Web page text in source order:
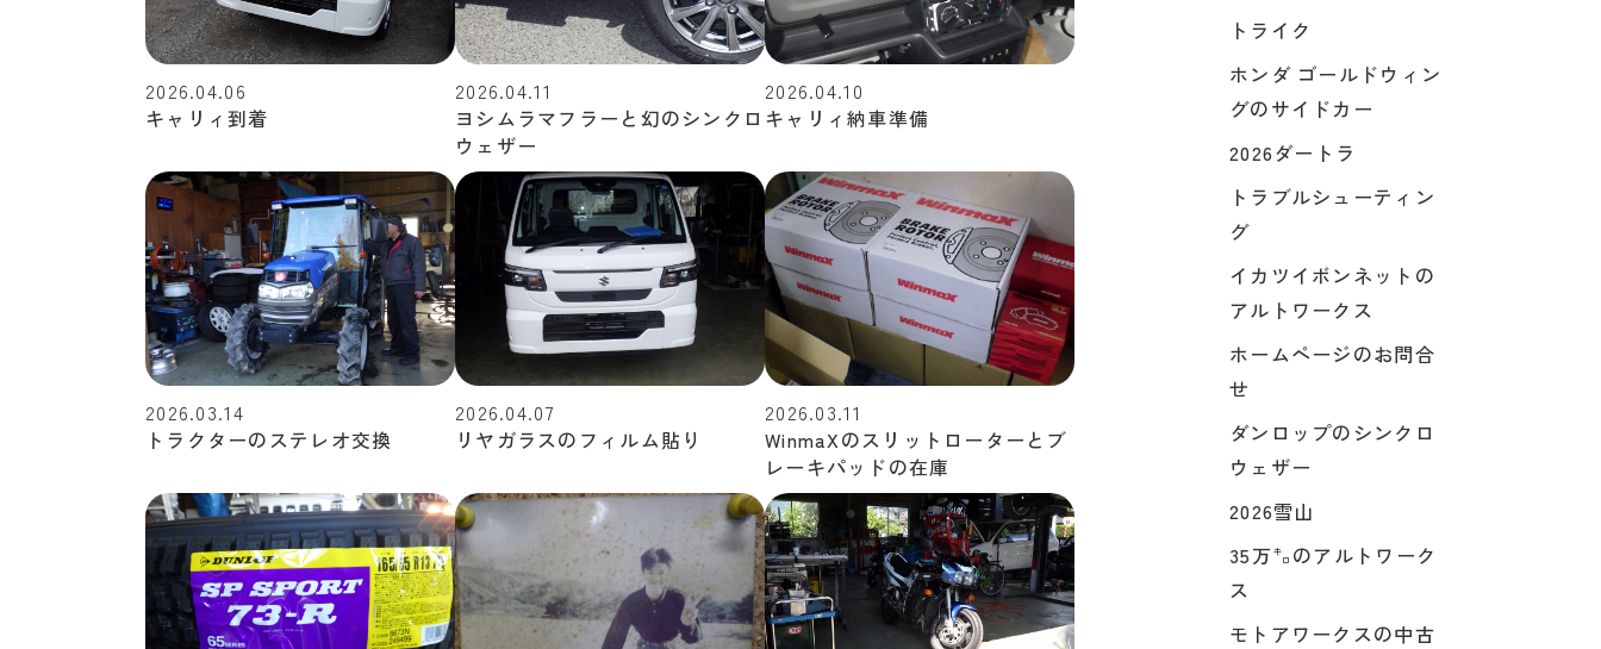
2026.04.06
キャリィ到着
2026.04.11
ヨシムラマフラーと幻のシンクロ
ウェザー
2026.04.10
キャリィ納車準備
2026.03.14
トラクターのステレオ交換
2026.04.07
リヤガラスのフィルム貼り
2026.03.11
WinmaXのスリットローターとブ
レーキパッドの在庫
トライク
ホンダ ゴールドウィン
グのサイドカー
2026ダートラ
トラブルシューティン
グ
イカツイボンネットの
アルトワークス
ホームページのお問合
せ
ダンロップのシンクロ
ウェザー
2026雪山
35万㌔のアルトワーク
ス
モトアワークスの中古